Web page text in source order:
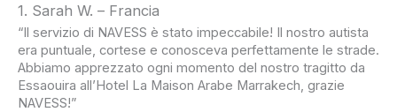
1. Sarah W. – Francia
“Il servizio di NAVESS è stato impeccabile! Il nostro autista
era puntuale, cortese e conosceva perfettamente le strade.
Abbiamo apprezzato ogni momento del nostro tragitto da
Essaouira all’Hotel La Maison Arabe Marrakech, grazie
NAVESS!”